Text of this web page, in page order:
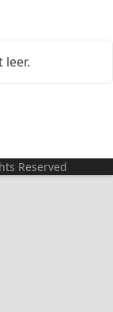
leer.
Reserved